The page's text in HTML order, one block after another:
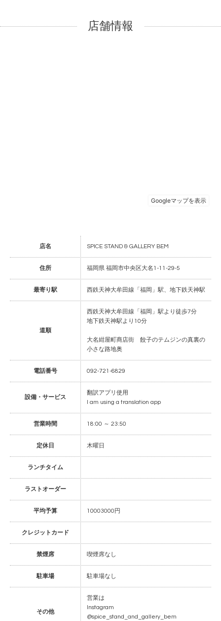
店舗情報
店名 SPICE STAND & GALLERY BEM
住所 福岡県 福岡市中央区大名1-11-29-5
最寄り駅 西鉄天神大牟田線「福岡」駅、地下鉄天神駅
道順
西鉄天神大牟田線「福岡」駅より徒歩7分
地下鉄天神駅より10分
大名紺屋町商店街 餃子のテムジンの真裏の
小さな路地奥
電話番号 092-721-6829
設備・サービス
翻訳アプリ使用
I am using a translation app
営業時間 18:00 ～ 23:50
定休日 木曜日
ランチタイム
ラストオーダー
平均予算 10003000円
クレジットカード
禁煙席 喫煙席なし
駐車場 駐車場なし
その他
営業は
Instagram
@spice_stand_and_gallery_bem